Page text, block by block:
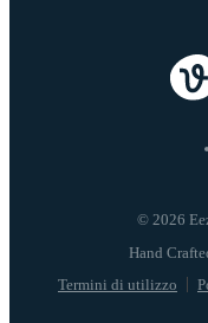
© 2026
Termini di utilizzo